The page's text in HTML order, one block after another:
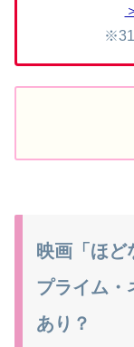
※31
映画「ほ
プライム・
あり？